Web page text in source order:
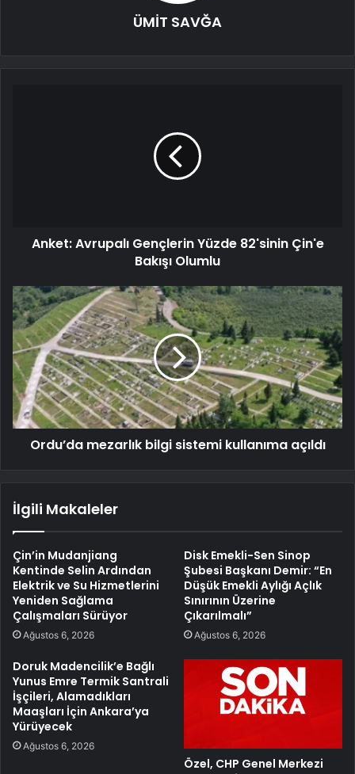
ÜMİT SAVĞA
Anket: Avrupalı Gençlerin Yüzde 82'sinin Çin'e
Bakışı Olumlu
Ordu’da mezarlık bilgi sistemi kullanıma açıldı
İlgili Makaleler
Çin’in Mudanjiang
Kentinde Selin Ardından
Elektrik ve Su Hizmetlerini
Yeniden Sağlama
Çalışmaları Sürüyor
Ağustos 6, 2026
Disk Emekli-Sen Sinop
Şubesi Başkanı Demir: “En
Düşük Emekli Aylığı Açlık
Sınırının Üzerine
Çıkarılmalı”
Ağustos 6, 2026
Doruk Madencilik’e Bağlı
Yunus Emre Termik Santrali
İşçileri, Alamadıkları
Maaşları İçin Ankara’ya
Yürüyecek
Ağustos 6, 2026
Özel, CHP Genel Merkezi